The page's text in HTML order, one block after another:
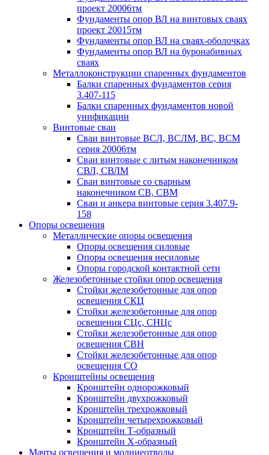
проект 20006тм
Фундаменты опор ВЛ на винтовых сваях
проект 20015тм
Фундаменты опор ВЛ на сваях-оболочках
Фундаменты опор ВЛ на буронабивных
сваях
Металлоконструкции спаренных фундаментов
Балки спаренных фундаментов серия
3.407-115
Балки спаренных фундаментов новой
унификации
Винтовые сваи
Сваи винтовые ВСЛ, ВСЛМ, ВС, ВСМ
серия 20006тм
Сваи винтовые с литым наконечником
СВЛ, СВЛМ
Сваи винтовые со сварным
наконечником СВ, СВМ
Сваи и анкера винтовые серия 3.407.9-
158
Опоры освещения
Металлические опоры освещения
Опоры освещения силовые
Опоры освещения несиловые
Опоры городской контактной сети
Железобетонные стойки опор освещения
Стойки железобетонные для опор
освещения СКЦ
Стойки железобетонные для опор
освещения СЦс, СНЦс
Стойки железобетонные для опор
освещения СВН
Стойки железобетонные для опор
освещения СО
Кронштейны освещения
Кронштейн однорожковый
Кронштейн двухрожковый
Кронштейн трехрожковый
Кронштейн четырехрожковый
Кронштейн Т-образный
Кронштейн Х-образный
Мачты освещения и молниеотводы